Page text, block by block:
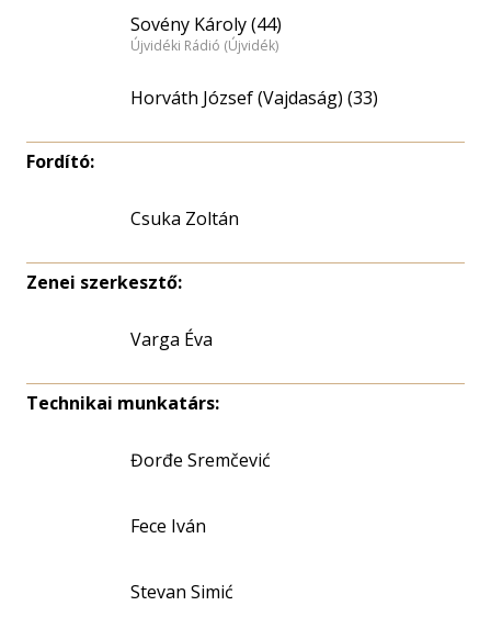
Sovény Károly (44)
Újvidéki Rádió (Újvidék)
Horváth József (Vajdaság) (33)
Fordító:
Csuka Zoltán
Zenei szerkesztő:
Varga Éva
Technikai munkatárs:
Đorđe Sremčević
Fece Iván
Stevan Simić